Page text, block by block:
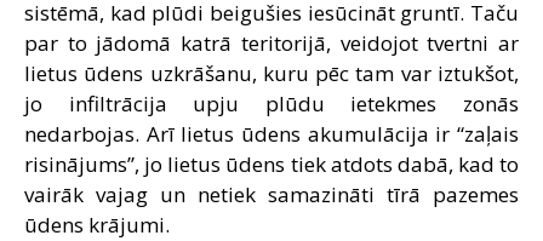
sistēmā, kad plūdi beigušies iesūcināt gruntī. Taču
par to jādomā katrā teritorijā, veidojot tvertni ar
lietus ūdens uzkrāšanu, kuru pēc tam var iztukšot,
jo infiltrācija upju plūdu ietekmes zonās
nedarbojas. Arī lietus ūdens akumulācija ir “zaļais
risinājums”, jo lietus ūdens tiek atdots dabā, kad to
vairāk vajag un netiek samazināti tīrā pazemes
ūdens krājumi.